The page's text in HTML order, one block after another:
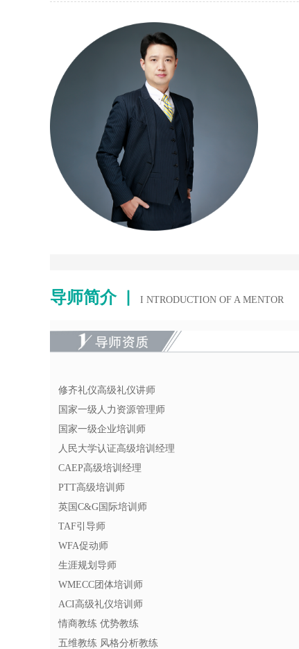
导师简介▏ I NTRODUCTION OF A MENTOR
修齐礼仪高级礼仪讲师
国家一级人力资源管理师
国家一级企业培训师
人民大学认证高级培训经理
CAEP高级培训经理
PTT高级培训师
英国C&G国际培训师
TAF引导师
WFA促动师
生涯规划导师
WMECC团体培训师
ACI高级礼仪培训师
情商教练 优势教练
五维教练 风格分析教练